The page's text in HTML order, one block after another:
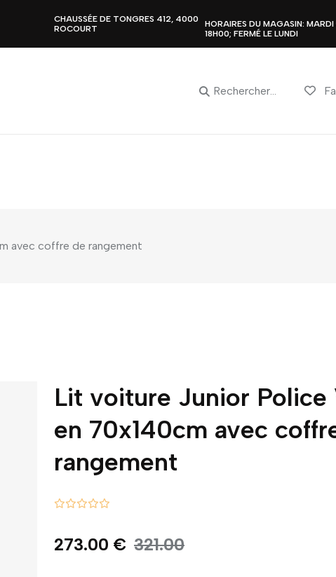
CHAUSSÉE DE TONGRES 412, 4000
ROCOURT
HORAIRES DU MAGASIN:
18H00; FERMÉ LE LUNDI
avec coffre de rangement
Lit voiture Junior Police
en 70x140cm avec
rangement
273.00 € 321.00